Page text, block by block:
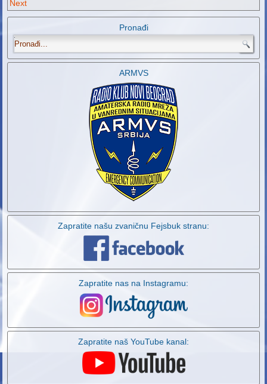
Next
Pronađi
.
ARMVS
Zapratite našu zvaničnu Fejsbuk stranu:
Zapratite nas na Instagramu:
Zapratite naš YouTube kanal: